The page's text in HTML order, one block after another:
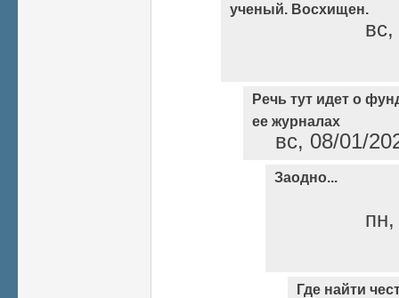
ученый. Восхищен.
Речь тут идет о
ее журналах
вс, 08/01/
Заодно...
Где найти